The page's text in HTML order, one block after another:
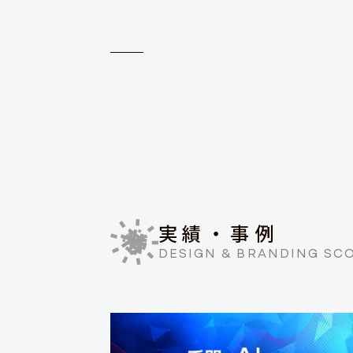
実績・事例
DESIGN & BRANDING